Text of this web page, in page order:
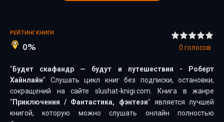
РЕЙТИНГ КНИГИ
0% 0 голосов
" Будет скафандр — будут и путешествия - Роберт
Хайнлайн" Слушать цикл книг без подписки, остановки,
сокращений на сайте slushat-knigi.com. Книга в жанре
" Приключения / Фантастика, фэнтези" является лучшей
книгой, которую можно слушать онлайн полностью